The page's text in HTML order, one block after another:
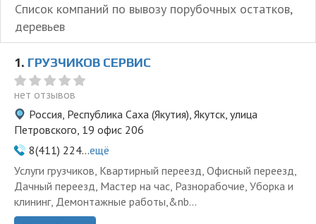
Список компаний по вывозу порубочных остатков,
деревьев
1. ГРУЗЧИКОВ СЕРВИС
нет отзывов
Россия, Республика Саха (Якутия), Якутск, улица
Петровского, 19 офис 206
8(411) 224...ещё
Услуги грузчиков, Квартирный переезд, Офисный переезд,
Дачный переезд, Мастер на час, Разнорабочие, Уборка и
клининг, Демонтажные работы,&nb...